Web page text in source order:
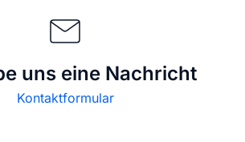
uns eine Nachricht
Kontaktformular